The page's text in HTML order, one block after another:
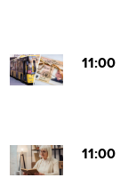
11:00
11:00